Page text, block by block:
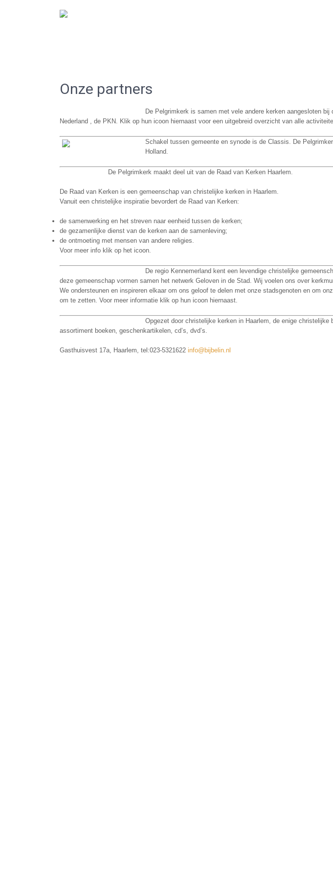
Onze partners
De Pelgrimkerk is samen met vele andere kerken aangesloten
Nederland , de PKN. Klik op hun icoon hiernaast voor een uitgebreid overzicht van alle
Schakel tussen gemeente en synode is de Classis. De
Holland.
De Pelgrimkerk maakt deel uit van de Raad van Kerken Haarlem.
De Raad van Kerken is een gemeenschap van christelijke kerken in Haarlem.
Vanuit een christelijke inspiratie bevordert de Raad van Kerken:
de samenwerking en het streven naar eenheid tussen de kerken;
de gezamenlijke dienst van de kerken aan de samenleving;
de ontmoeting met mensen van andere religies.
Voor meer info klik op het icoon.
De regio Kennemerland kent een levendige christelijke
deze gemeenschap vormen samen het netwerk Geloven in de Stad. Wij voelen ons over
We ondersteunen en inspireren elkaar om ons geloof te delen met onze stadsgenoten en om
om te zetten. Voor meer informatie klik op hun icoon hiernaast.
Opgezet door christelijke kerken in Haarlem, de enige christelijke
assortiment boeken, geschenkartikelen, cd’s, dvd’s.
Gasthuisvest 17a, Haarlem, tel:023-5321622 info@bijbelin.nl